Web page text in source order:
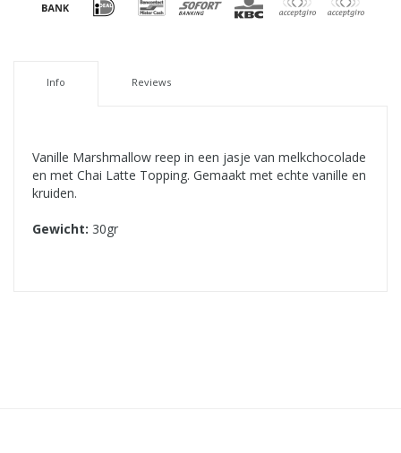
Info Reviews
Vanille Marshmallow reep in een jasje van melkchocolade
en met Chai Latte Topping. Gemaakt met echte vanille en
kruiden.
Gewicht: 30gr